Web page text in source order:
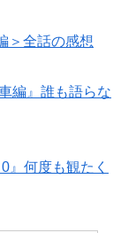
＞全話の感想
編』誰も語らな
』何度も観たく